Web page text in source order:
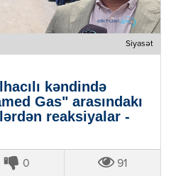
Siyasət
kəndində
Gas" arasındakı
reaksiyalar -
0 91